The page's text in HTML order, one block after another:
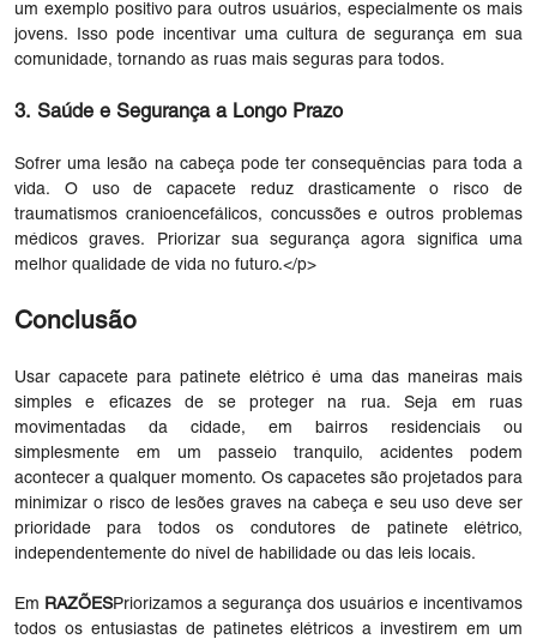
um exemplo positivo para outros usuários, especialmente os mais
jovens. Isso pode incentivar uma cultura de segurança em sua
comunidade, tornando as ruas mais seguras para todos.
3. Saúde e Segurança a Longo Prazo
Sofrer uma lesão na cabeça pode ter consequências para toda a
vida. O uso de capacete reduz drasticamente o risco de
traumatismos cranioencefálicos, concussões e outros problemas
médicos graves. Priorizar sua segurança agora significa uma
melhor qualidade de vida no futuro.</p>
Conclusão
Usar capacete para patinete elétrico é uma das maneiras mais
simples e eficazes de se proteger na rua. Seja em ruas
movimentadas da cidade, em bairros residenciais ou
simplesmente em um passeio tranquilo, acidentes podem
acontecer a qualquer momento. Os capacetes são projetados para
minimizar o risco de lesões graves na cabeça e seu uso deve ser
prioridade para todos os condutores de patinete elétrico,
independentemente do nível de habilidade ou das leis locais.
Em RAZÕESPriorizamos a segurança dos usuários e incentivamos
todos os entusiastas de patinetes elétricos a investirem em um